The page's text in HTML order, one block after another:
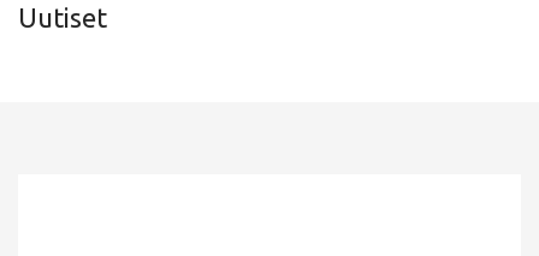
Uutiset